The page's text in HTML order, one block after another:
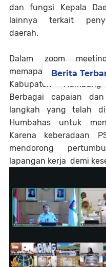
dan fungsi Kepala
lainnya terkait
daerah.
Dalam zoom
memaparkan
Kabupaten
Berbagai capaian
langkah yang telah
Humbahas untuk
Karena keberadaan
mendorong
lapangan kerja demi
Berita